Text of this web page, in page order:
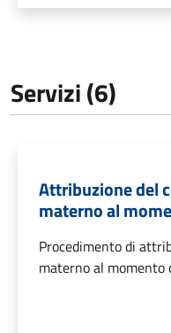
Servizi (6)
Attribuzione del
materno al
Procedimento di
materno al momento